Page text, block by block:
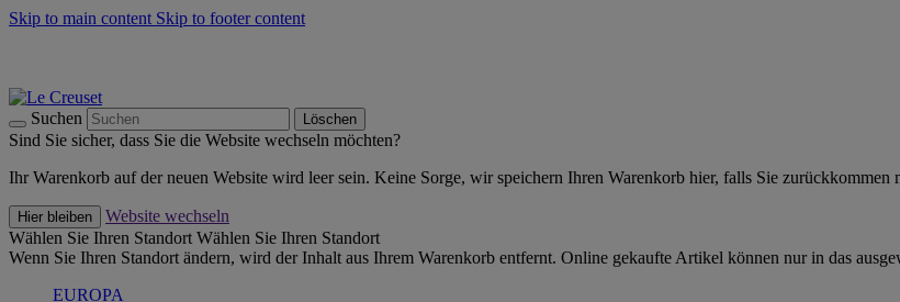
Skip to main content Skip to footer content
Suchen Löschen
Sind Sie sicher, dass Sie die Website wechseln möchten?
Ihr Warenkorb auf der neuen Website wird leer sein. Keine Sorge, wir speichern Ihren Warenkorb hier, falls Sie zurückkommen
Hier bleiben
Website wechseln
Wählen Sie Ihren Standort Wählen Sie Ihren Standort
Wenn Sie Ihren Standort ändern, wird der Inhalt aus Ihrem Warenkorb entfernt. Online gekaufte Artikel können nur in das
EUROPA